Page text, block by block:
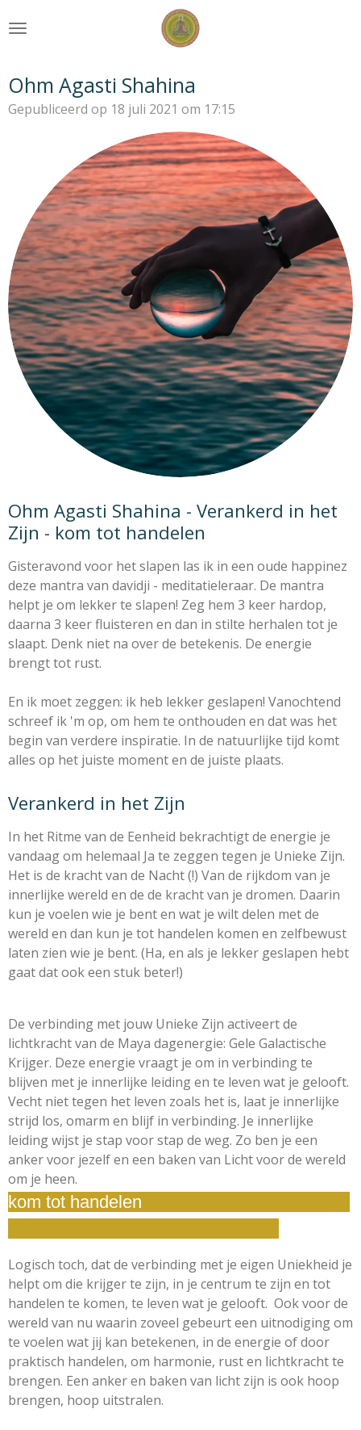
direct
hoofdinhoud
Ohm Agasti Shahina
Gepubliceerd op 18 juli 2021 om 17:15
Ohm Agasti Shahina - Verankerd in het
Zijn - kom tot handelen
Gisteravond voor het slapen las ik in een oude happinez
deze mantra van davidji - meditatieleraar. De mantra
helpt je om lekker te slapen! Zeg hem 3 keer hardop,
daarna 3 keer fluisteren en dan in stilte herhalen tot je
slaapt. Denk niet na over de betekenis. De energie
brengt tot rust.
En ik moet zeggen: ik heb lekker geslapen! Vanochtend
schreef ik 'm op, om hem te onthouden en dat was het
begin van verdere inspiratie. In de natuurlijke tijd komt
alles op het juiste moment en de juiste plaats.
Verankerd in het Zijn
In het Ritme van de Eenheid bekrachtigt de energie je
vandaagom helemaal Ja te zeggen tegen je Unieke Zijn.
Het is de kracht van de Nacht (!) Van de rijkdom van je
innerlijke wereld en de de kracht van je dromen. Daarin
kun je voelen wie je benten wat je wilt delen met de
wereld en dan kun je tot handelen komen en zelfbewust
laten zien wie je bent. (Ha, en als je lekker geslapen hebt
gaat dat ook een stuk beter!)
De verbinding met jouw Unieke Zijn activeert de
lichtkracht van de Maya dagenergie: Gele Galactische
Krijger. Deze energie vraagt je om in verbinding te
blijven met je innerlijke leidingen te leven wat je gelooft.
Vecht niet tegen het leven zoals het is, laat je innerlijke
strijd los, omarm en blijf in verbinding. Je innerlijke
leiding wijst je stap voor stap de weg. Zo ben je een
anker voor jezelfen een baken van Licht voor de wereld
om je heen.
kom tot handelen
Logisch toch, dat de verbinding met je eigen Uniekheid je
helpt om die krijger te zijn, in je centrum te zijn en tot
handelen te komen, te leven wat je gelooft. Ook voor de
wereld van nu waarin zoveel gebeurt een uitnodiging om
te voelen wat jij kan betekenen, in de energie of door
praktisch handelen, om harmonie, rust en lichtkracht te
brengen. Een anker en baken van licht zijn is ook hoop
brengen, hoop uitstralen.